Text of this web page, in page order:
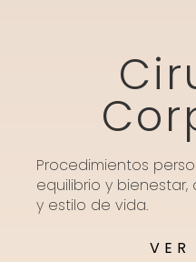
Procedimientos
equilibrio y
y estilo de vida.
VER